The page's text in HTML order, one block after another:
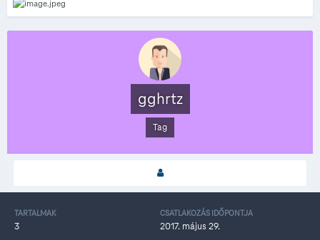
gghrtz
Tag
TARTALMAK
3
CSATLAKOZÁS IDŐPONTJA
2017. május 29.